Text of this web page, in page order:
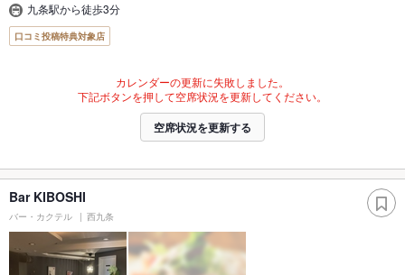
九条駅から徒歩3分
口コミ投稿特典対象店
カレンダーの更新に失敗しました。
下記ボタンを押して空席状況を更新してください。
空席状況を更新する
Bar KIBOSHI
バー・カクテル 西九条